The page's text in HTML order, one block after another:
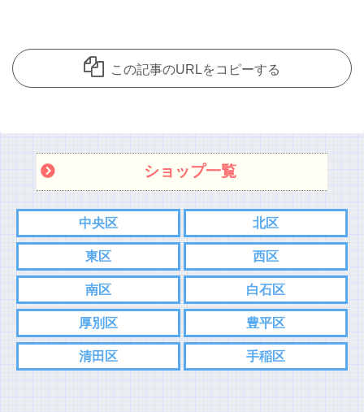
この記事のURLをコピーする
ショップ一覧
中央区 北区
東区 西区
南区 白石区
厚別区 豊平区
清田区 手稲区